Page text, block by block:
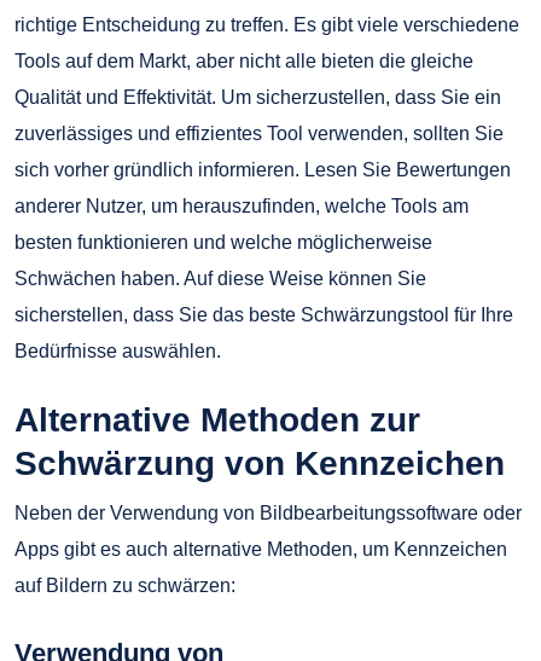
richtige Entscheidung zu treffen. Es gibt viele verschiedene
Tools auf dem Markt, aber nicht alle bieten die gleiche
Qualität und Effektivität. Um sicherzustellen, dass Sie ein
zuverlässiges und effizientes Tool verwenden, sollten Sie
sich vorher gründlich informieren. Lesen Sie Bewertungen
anderer Nutzer, um herauszufinden, welche Tools am
besten funktionieren und welche möglicherweise
Schwächen haben. Auf diese Weise können Sie
sicherstellen, dass Sie das beste Schwärzungstool für Ihre
Bedürfnisse auswählen.
Alternative Methoden zur
Schwärzung von Kennzeichen
Neben der Verwendung von Bildbearbeitungssoftware oder
Apps gibt es auch alternative Methoden, um Kennzeichen
auf Bildern zu schwärzen:
Verwendung von